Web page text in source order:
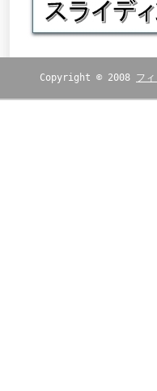
Copyright © 2008 フ